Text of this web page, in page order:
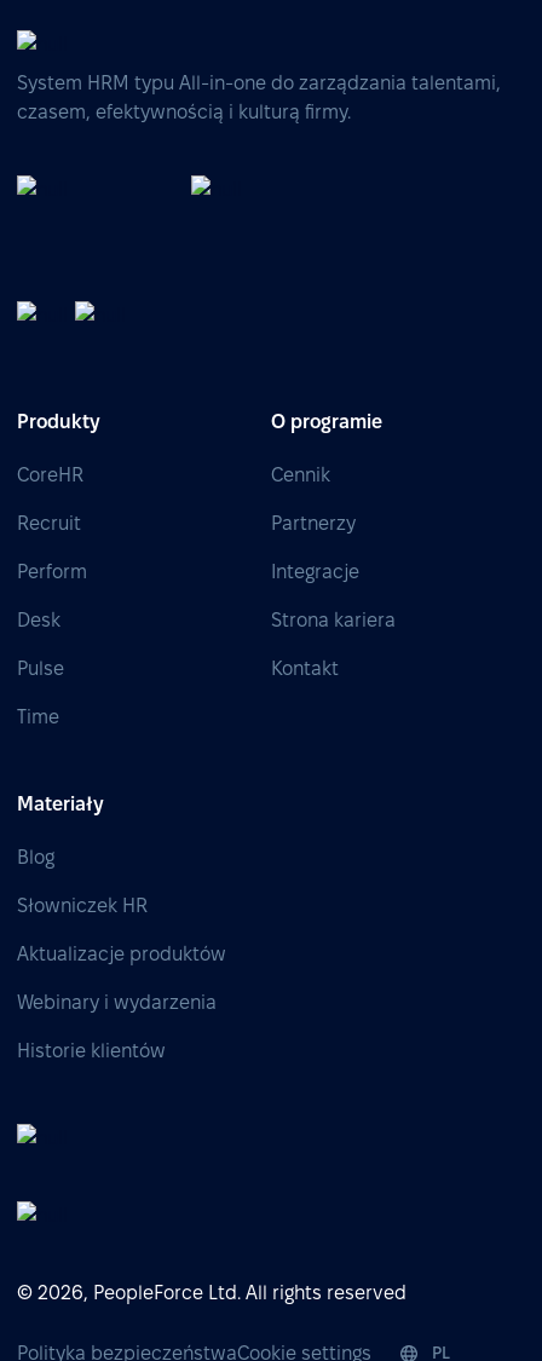
System HRM typu All-in-one do zarządzania talentami,
czasem, efektywnością i kulturą firmy.
Produkty
CoreHR
Recruit
Perform
Desk
Pulse
Time
O programie
Cennik
Partnerzy
Integracje
Strona kariera
Kontakt
Materiały
Blog
Słowniczek HR
Aktualizacje produktów
Webinary i wydarzenia
Historie klientów
© 2026, PeopleForce Ltd. All rights reserved
Polityka bezpieczeństwaCookie settings PL